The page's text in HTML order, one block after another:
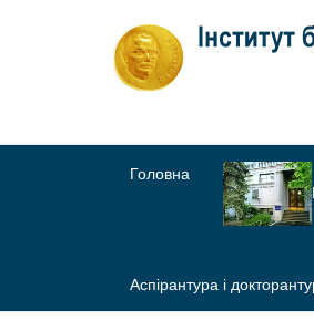
Головна
Аспірантура і